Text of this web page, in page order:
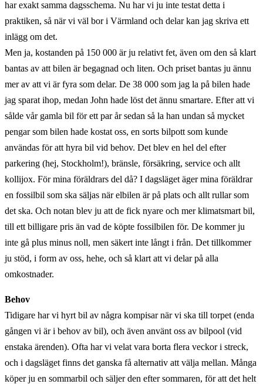
har exakt samma dagsschema. Nu har vi ju inte testat detta i
praktiken, så när vi väl bor i Värmland och delar kan jag skriva ett
inlägg om det.
Men ja, kostanden på 150 000 är ju relativt fet, även om den så klart
bantas av att bilen är begagnad och liten. Och priset bantas ju ännu
mer av att vi är fyra som delar. De 38 000 som jag la på bilen hade
jag sparat ihop, medan John hade löst det ännu smartare. Efter att vi
sålde vår gamla bil för ett par år sedan så la han undan så mycket
pengar som bilen hade kostat oss, en sorts bilpott som kunde
användas för att hyra bil vid behov. Det blev en hel del efter
parkering (hej, Stockholm!), bränsle, försäkring, service och allt
kollijox. För mina föräldrars del då? I dagsläget äger mina föräldrar
en fossilbil som ska säljas när elbilen är på plats och allt rullar som
det ska. Och notan blev ju att de fick nyare och mer klimatsmart bil,
till ett billigare pris än vad de köpte fossilbilen för. De kommer ju
inte gå plus minus noll, men säkert inte långt i från. Det tillkommer
ju stöd, i form av oss, hehe, och så klart att vi delar på alla
omkostnader.
Behov
Tidigare har vi hyrt bil av några kompisar när vi ska till torpet (enda
gången vi är i behov av bil), och även använt oss av bilpool (vid
enstaka ärenden). Ofta har vi velat vara borta flera veckor i streck,
och i dagsläget finns det ganska få alternativ att välja mellan. Många
köper ju en sommarbil och säljer den efter sommaren, för att det helt